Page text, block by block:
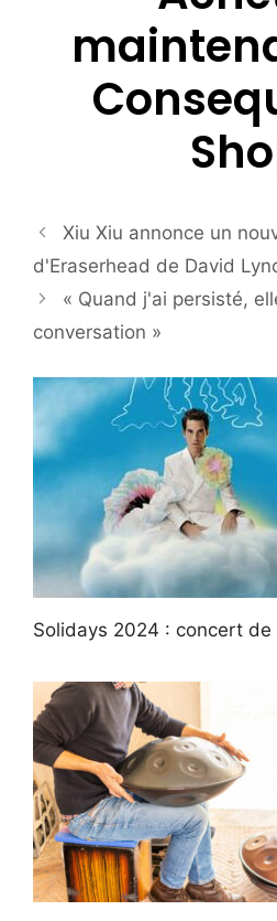
Xiu Xiu annonce un
d'Eraserhead de David
« Quand j'ai persisté,
conversation »
Solidays 2024 : concert de